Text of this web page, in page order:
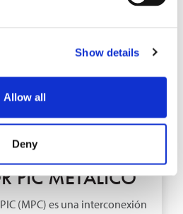
Show details
Allow all
DenyDE BLOG
PIC METÁLICO
(MPC) es una interconexión